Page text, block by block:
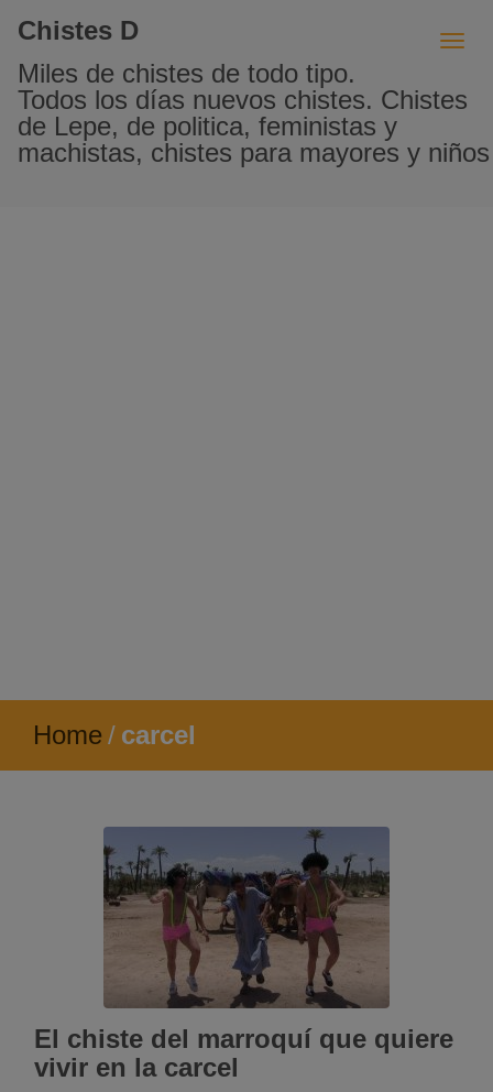
Chistes D
Miles de chistes de todo tipo.
Todos los días nuevos chistes. Chistes
de Lepe, de politica, feministas y
machistas, chistes para mayores y niños
Home / carcel
El chiste del marroquí que quiere
vivir en la carcel